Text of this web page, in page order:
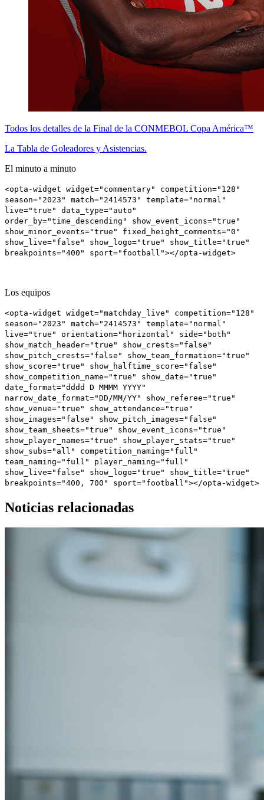
Todos los detalles de la Final de la CONMEBOL Copa América™
La Tabla de Goleadores y Asistencias.
El minuto a minuto
<opta-widget widget="commentary" competition="128"
season="2023" match="2414573" template="normal"
live="true" data_type="auto"
order_by="time_descending" show_event_icons="true"
show_minor_events="true" fixed_height_comments="0"
show_live="false" show_logo="true" show_title="true"
breakpoints="400" sport="football"></opta-widget>
Los equipos
<opta-widget widget="matchday_live" competition="128"
season="2023" match="2414573" template="normal"
live="true" orientation="horizontal" side="both"
show_match_header="true" show_crests="false"
show_pitch_crests="false" show_team_formation="true"
show_score="true" show_halftime_score="false"
show_competition_name="true" show_date="true"
date_format="dddd D MMMM YYYY"
narrow_date_format="DD/MM/YY" show_referee="true"
show_venue="true" show_attendance="true"
show_images="false" show_pitch_images="false"
show_team_sheets="true" show_event_icons="true"
show_player_names="true" show_player_stats="true"
show_subs="all" competition_naming="full"
team_naming="full" player_naming="full"
show_live="false" show_logo="true" show_title="true"
breakpoints="400, 700" sport="football"></opta-widget>
Noticias relacionadas